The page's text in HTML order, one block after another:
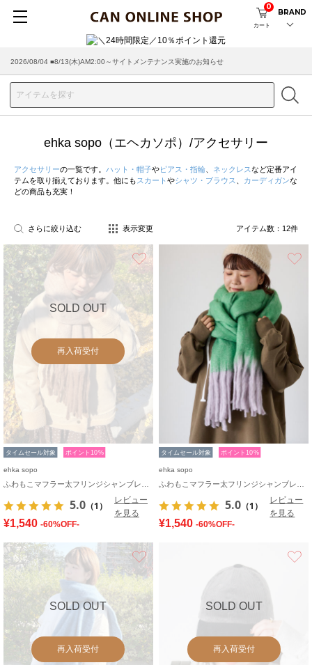
カート
0
BRAND
2026/08/04 ■8/13(木)AM2:00～サイトメンテナンス実施のお知らせ
ehka sopo（エヘカソポ）/アクセサリー
アクセサリーの一覧です。 ハット・帽子やピアス・指輪 ネックレスなど定番アイ
テムを取り揃えております。他にも スカート やシャツ・ブラウス カーディガンな
どの商品も充実！
さらに絞り込む 表示変更 アイテム数： 12件
SOLD OUT
再入荷受付
タイムセール対象 ポイント10%
ehka sopo
5.0 （1）
レビュー
を見る
¥1,540 -60%OFF-
タイムセール対象 ポイント10%
ehka sopo
5.0 （1）
レビュー
を見る
¥1,540 -60%OFF-
SOLD OUT
再入荷受付
SOLD OUT
再入荷受付